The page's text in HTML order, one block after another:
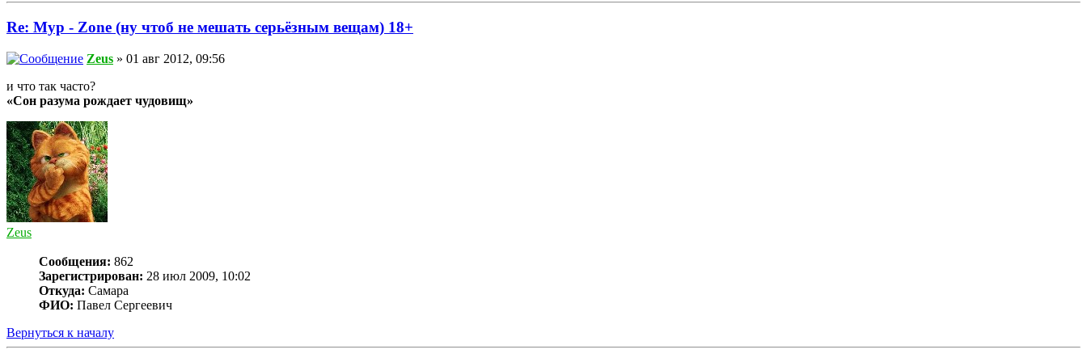
Re: Myp - Zone (ну чтоб не мешать серьёзным вещам) 18+
Zeus » 01 авг 2012, 09:56
и что так часто?
«Сон разума рождает чудовищ»
Zeus
Сообщения: 862
Зарегистрирован: 28 июл 2009, 10:02
Откуда: Самара
ФИО: Павел Сергеевич
Вернуться к началу